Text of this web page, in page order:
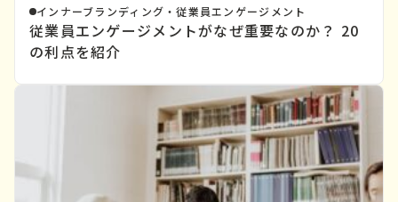
従業員エンゲージメントがなぜ重要なのか？ 20
の利点を紹介
インナーブランディング・従業員エンゲージメント